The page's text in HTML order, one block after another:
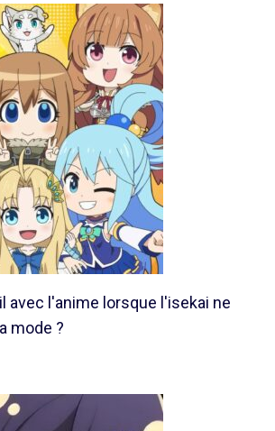
avec l'anime lorsque l'isekai ne
mode ?